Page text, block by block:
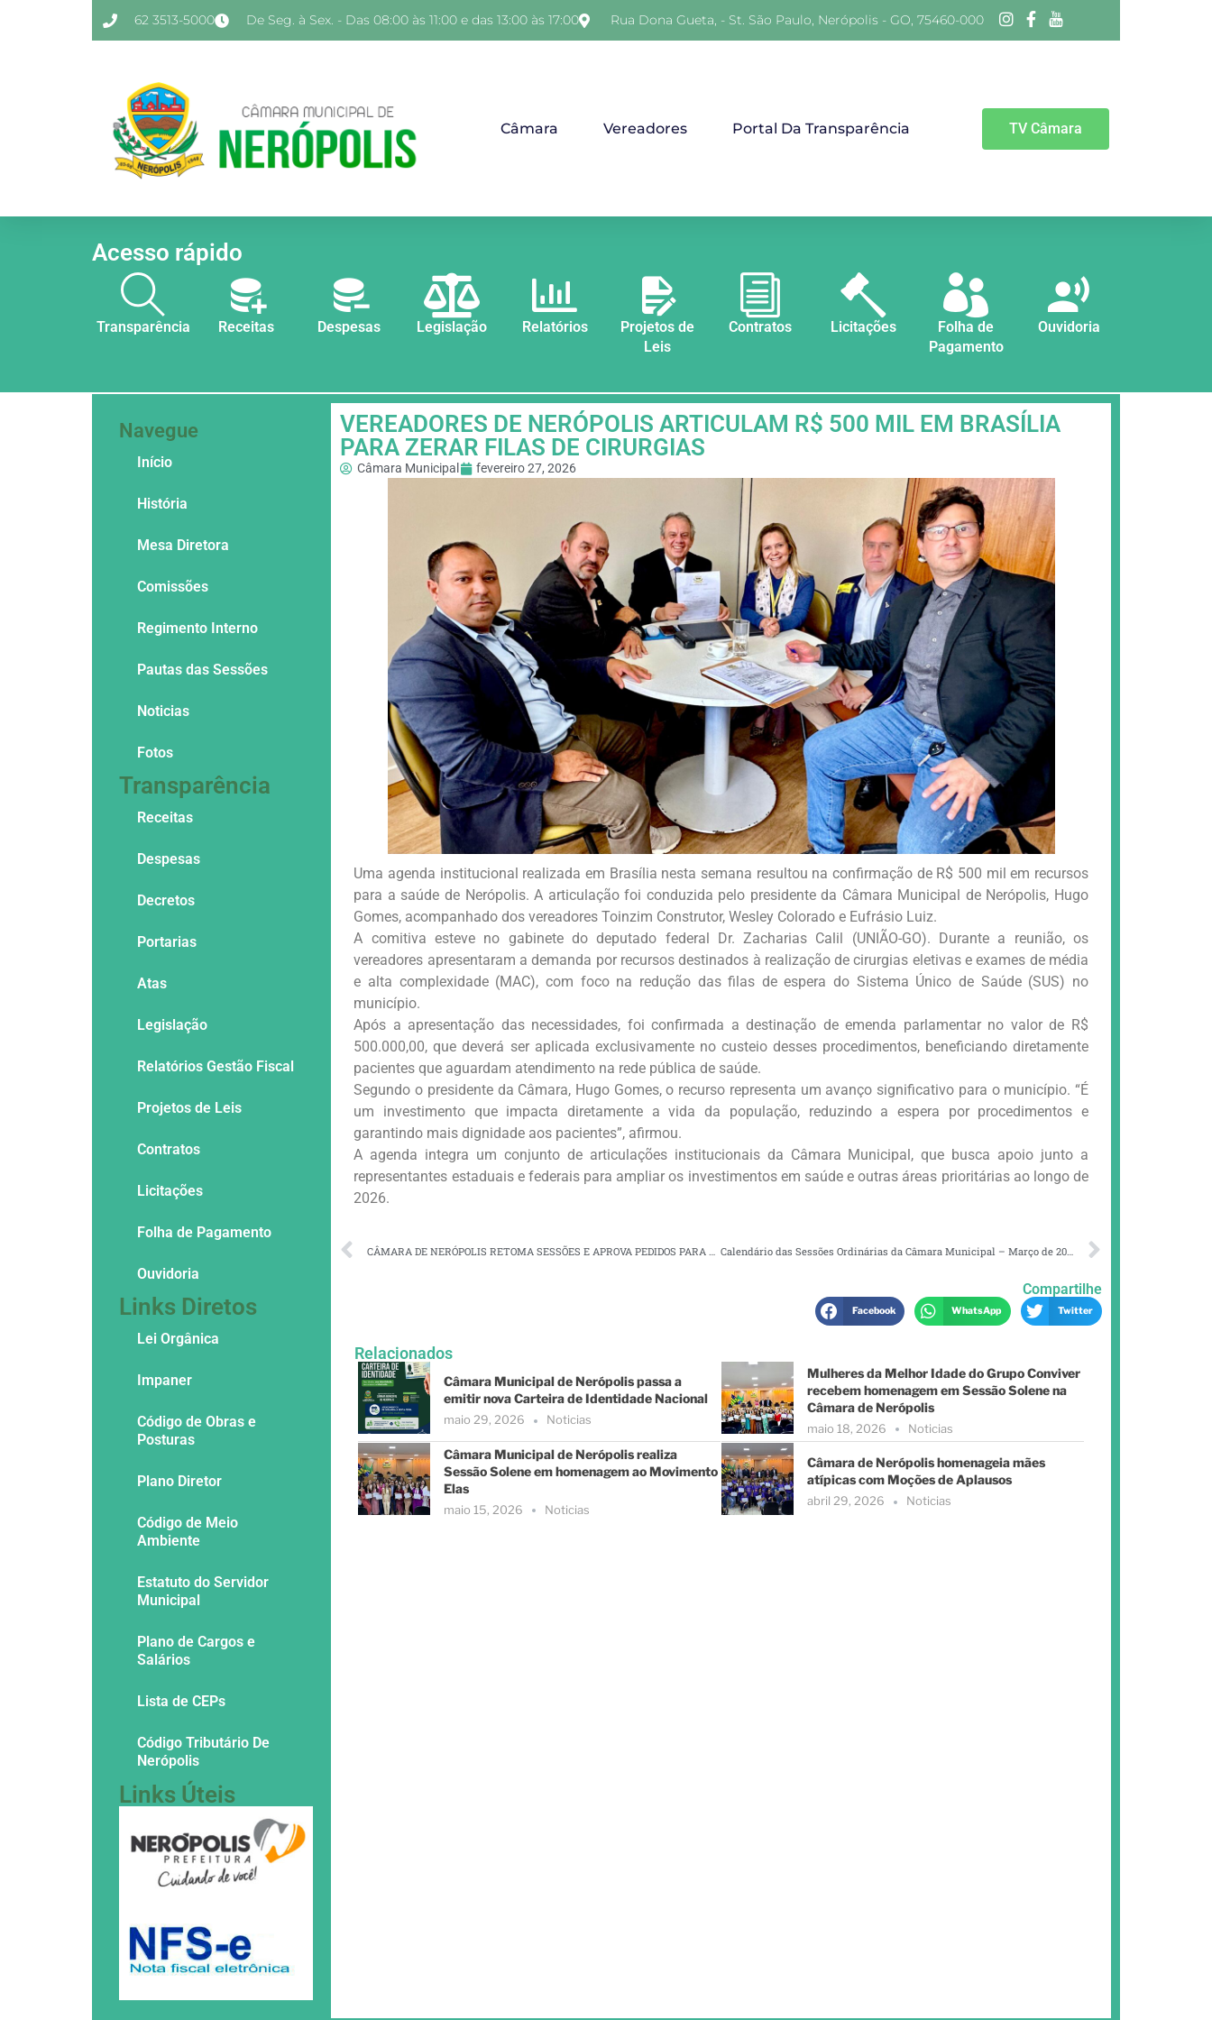
62 3513-5000 De Seg. à Sex. - Das 08:00 às 11:00 e das 13:00 às 17:00 Rua Dona Gueta, - St. São Paulo, Nerópolis - GO, 75460-000
Câmara Vereadores Portal Da Transparência TV Câmara
Acesso rápido
Transparência Receitas Despesas Legislação Relatórios
Projetos de
Leis
Contratos Licitações
Folha de
Pagamento
Ouvidoria
Navegue
Início
História
Mesa Diretora
Comissões
Regimento Interno
Pautas das Sessões
Noticias
Fotos
Transparência
Receitas
Despesas
Decretos
Portarias
Atas
Legislação
Relatórios Gestão Fiscal
Projetos de Leis
Contratos
Licitações
Folha de Pagamento
Ouvidoria
Links Diretos
Lei Orgânica
Impaner
Código de Obras e
Posturas
Plano Diretor
Código de Meio
Ambiente
Estatuto do Servidor
Municipal
Plano de Cargos e
Salários
Lista de CEPs
Código Tributário De
Nerópolis
Links Úteis
VEREADORES DE NERÓPOLIS ARTICULAM R$ 500 MIL EM BRASÍLIA
PARA ZERAR FILAS DE CIRURGIAS
Câmara Municipal fevereiro 27, 2026
Uma agenda institucional realizada em Brasília nesta semana resultou na confirmação de R$ 500 mil em recursos
para a saúde de Nerópolis. A articulação foi conduzida pelo presidente da Câmara Municipal de Nerópolis, Hugo
Gomes, acompanhado dos vereadores Toinzim Construtor, Wesley Colorado e Eufrásio Luiz.
A comitiva esteve no gabinete do deputado federal Dr. Zacharias Calil (UNIÃO-GO). Durante a reunião, os
vereadores apresentaram a demanda por recursos destinados à realização de cirurgias eletivas e exames de média
e alta complexidade (MAC), com foco na redução das filas de espera do Sistema Único de Saúde (SUS) no
município.
Após a apresentação das necessidades, foi confirmada a destinação de emenda parlamentar no valor de R$
500.000,00, que deverá ser aplicada exclusivamente no custeio desses procedimentos, beneficiando diretamente
pacientes que aguardam atendimento na rede pública de saúde.
Segundo o presidente da Câmara, Hugo Gomes, o recurso representa um avanço significativo para o município. “É
um investimento que impacta diretamente a vida da população, reduzindo a espera por procedimentos e
garantindo mais dignidade aos pacientes”, afirmou.
A agenda integra um conjunto de articulações institucionais da Câmara Municipal, que busca apoio junto a
representantes estaduais e federais para ampliar os investimentos em saúde e outras áreas prioritárias ao longo de
2026.
Compartilhe
Facebook WhatsApp Twitter
Relacionados
Câmara Municipal de Nerópolis passa a
emitir nova Carteira de Identidade Nacional
maio 29, 2026 Noticias
Mulheres da Melhor Idade do Grupo Conviver
recebem homenagem em Sessão Solene na
Câmara de Nerópolis
maio 18, 2026 Noticias
Câmara Municipal de Nerópolis realiza
Sessão Solene em homenagem ao Movimento
Elas
maio 15, 2026 Noticias
Câmara de Nerópolis homenageia mães
atípicas com Moções de Aplausos
abril 29, 2026 Noticias